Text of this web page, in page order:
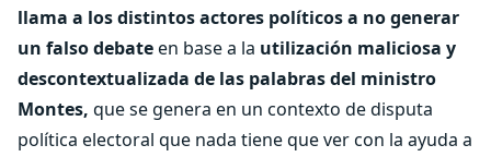
llama a los distintos actores políticos a no generar
un falso debateen base a la utilización maliciosa y
descontextualizada de las palabras del ministro
Montes, que se genera en un contexto de disputa
política electoral que nada tiene que ver con la ayuda a